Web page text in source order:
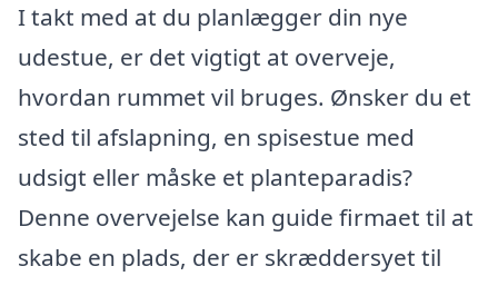
I takt med at du planlægger din nye
udestue, er det vigtigt at overveje,
hvordan rummet vil bruges. Ønsker du et
sted til afslapning, en spisestue med
udsigt eller måske et planteparadis?
Denne overvejelse kan guide firmaet til at
skabe en plads, der er skræddersyet til